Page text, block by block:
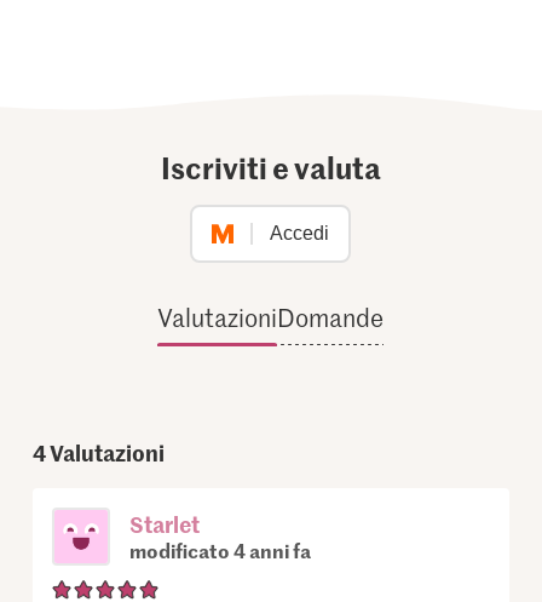
Iscriviti e valuta
Accedi
ValutazioniDomande
4Valutazioni
Starlet
modificato 4 anni fa